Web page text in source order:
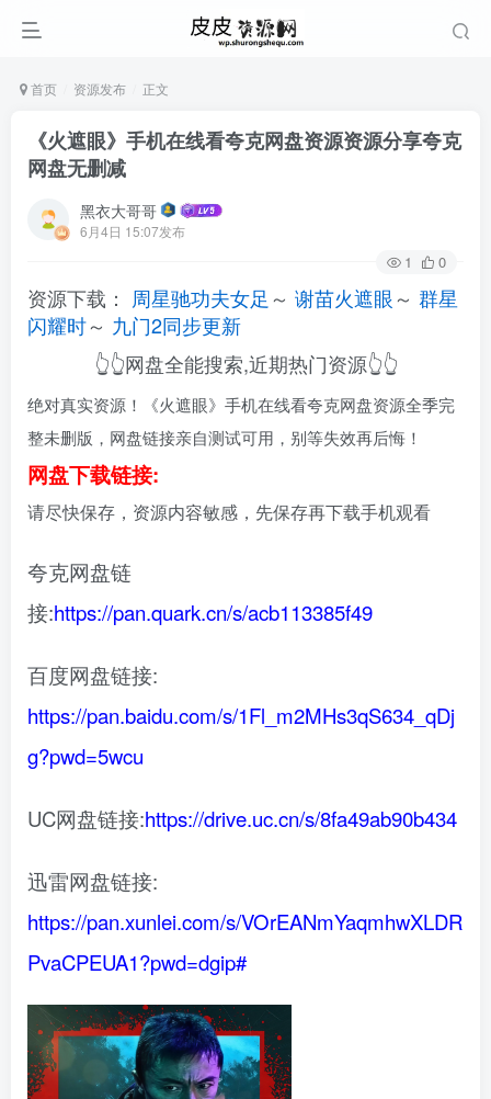
首页 资源发布 正文
《火遮眼》手机在线看夸克网盘资源资源分享夸克
网盘无删减
黑衣大哥哥
6月4日 15:07发布
1 0
资源下载： 周星驰功夫女足 ～ 谢苗火遮眼～ 群星
闪耀时～ 九门2同步更新
👆👆网盘全能搜索,近期热门资源👆👆
绝对真实资源！《火遮眼》手机在线看夸克网盘资源全季完
整未删版，网盘链接亲自测试可用，别等失效再后悔！
网盘下载链接:
请尽快保存，资源内容敏感，先保存再下载手机观看
夸克网盘链
接:https://pan.quark.cn/s/acb113385f49
百度网盘链接:
https://pan.baidu.com/s/1Fl_m2MHs3qS634_qDj
g?pwd=5wcu
UC网盘链接:https://drive.uc.cn/s/8fa49ab90b434
迅雷网盘链接:
https://pan.xunlei.com/s/VOrEANmYaqmhwXLDR
PvaCPEUA1?pwd=dgip#